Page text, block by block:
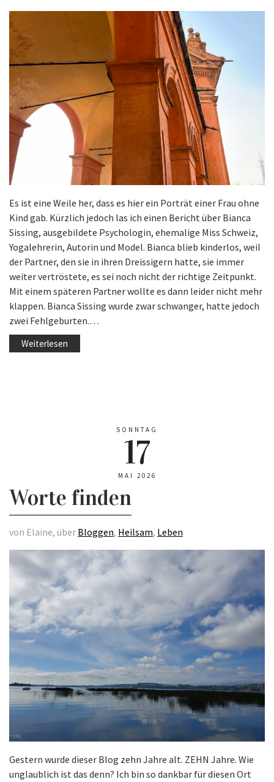
Es ist eine Weile her, dass es hier ein Porträt einer Frau ohne
Kind gab. Kürzlich jedoch las ich einen Bericht über Bianca
Sissing, ausgebildete Psychologin, ehemalige Miss Schweiz,
Yogalehrerin, Autorin und Model. Bianca blieb kinderlos, weil
der Partner, den sie in ihren Dreissigern hatte, sie immer
weiter vertröstete, es sei noch nicht der richtige Zeitpunkt.
Mit einem späteren Partner wollte es dann leider nicht mehr
klappen. Bianca Sissing wurde zwar schwanger, hatte jedoch
zwei Fehlgeburten.…
Weiterlesen
SONNTAG
17
MAI 2026
Worte finden
von Elaine, über Bloggen, Heilsam, Leben
Gestern wurde dieser Blog zehn Jahre alt. ZEHN Jahre. Wie
unglaublich ist das denn? Ich bin so dankbar für diesen Ort